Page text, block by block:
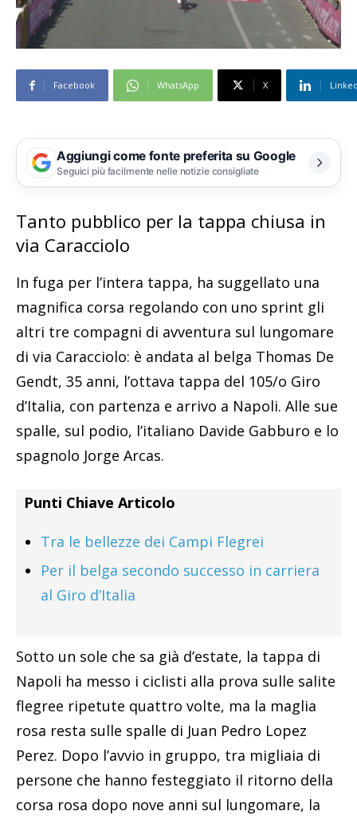
Facebook WhatsApp X
Aggiungi come fonte preferita su Google
Seguici più facilmente nelle notizie consigliate
Tanto pubblico per la tappa chiusa in
via Caracciolo
In fuga per l’intera tappa, ha suggellato una
magnifica corsa regolando con uno sprint gli
altri tre compagni di avventura sul lungomare
di via Caracciolo: è andata al belga Thomas De
Gendt, 35 anni, l’ottava tappa del 105/o Giro
d’Italia, con partenza e arrivo a Napoli. Alle sue
spalle, sul podio, l’italiano Davide Gabburo e lo
spagnolo Jorge Arcas.
Punti Chiave Articolo
Tra le bellezze dei Campi Flegrei
Per il belga secondo successo in carriera
al Giro d’Italia
Sotto un sole che sa già d’estate, la tappa di
Napoli ha messo i ciclisti alla prova sulle salite
flegree ripetute quattro volte, ma la maglia
rosa resta sulle spalle di Juan Pedro Lopez
Perez. Dopo l’avvio in gruppo, tra migliaia di
persone che hanno festeggiato il ritorno della
corsa rosa dopo nove anni sul lungomare, la